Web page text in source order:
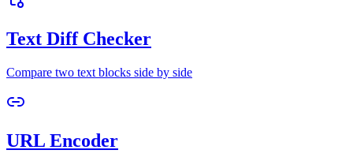
Text Diff Checker
Compare two text blocks side by side
URL Encoder